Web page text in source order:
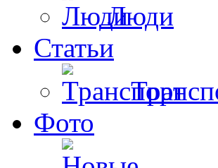
Люди
Статьи
Фото